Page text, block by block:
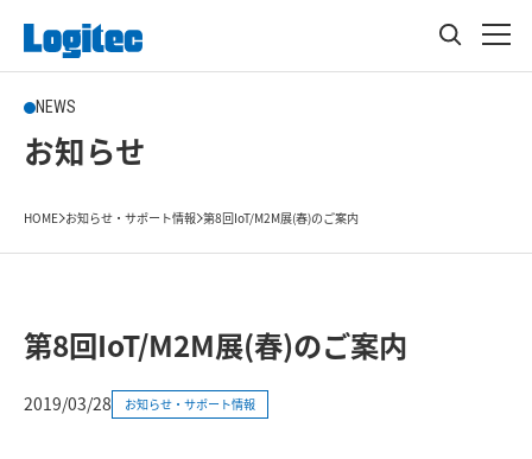
NEWS
お知らせ
HOME お知らせ・サポート情報 第8回IoT/M2M展(春)のご案内
第8回IoT/M2M展(春)のご案内
2019/03/28 お知らせ・サポート情報